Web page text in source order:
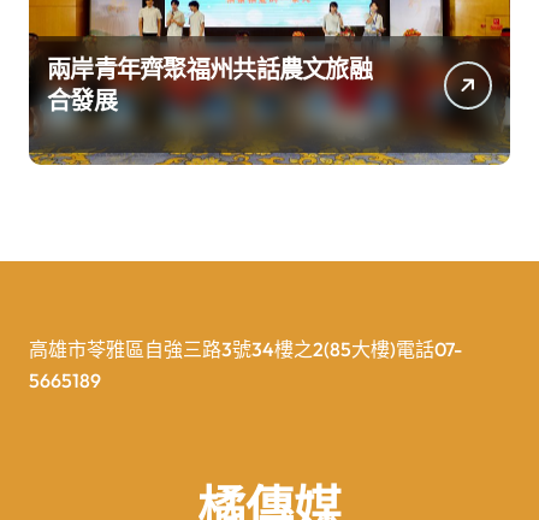
兩岸青年齊聚福州共話農文旅融
合發展
高雄市苓雅區自強三路3號34樓之2(85大樓)電話07-
5665189
橘傳媒